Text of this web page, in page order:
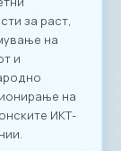
сектор, туку и
меѓусекторско
поврзување. Покрај
ИКТ секторот, на
настанот се
очекува присуство
на компании од
различни